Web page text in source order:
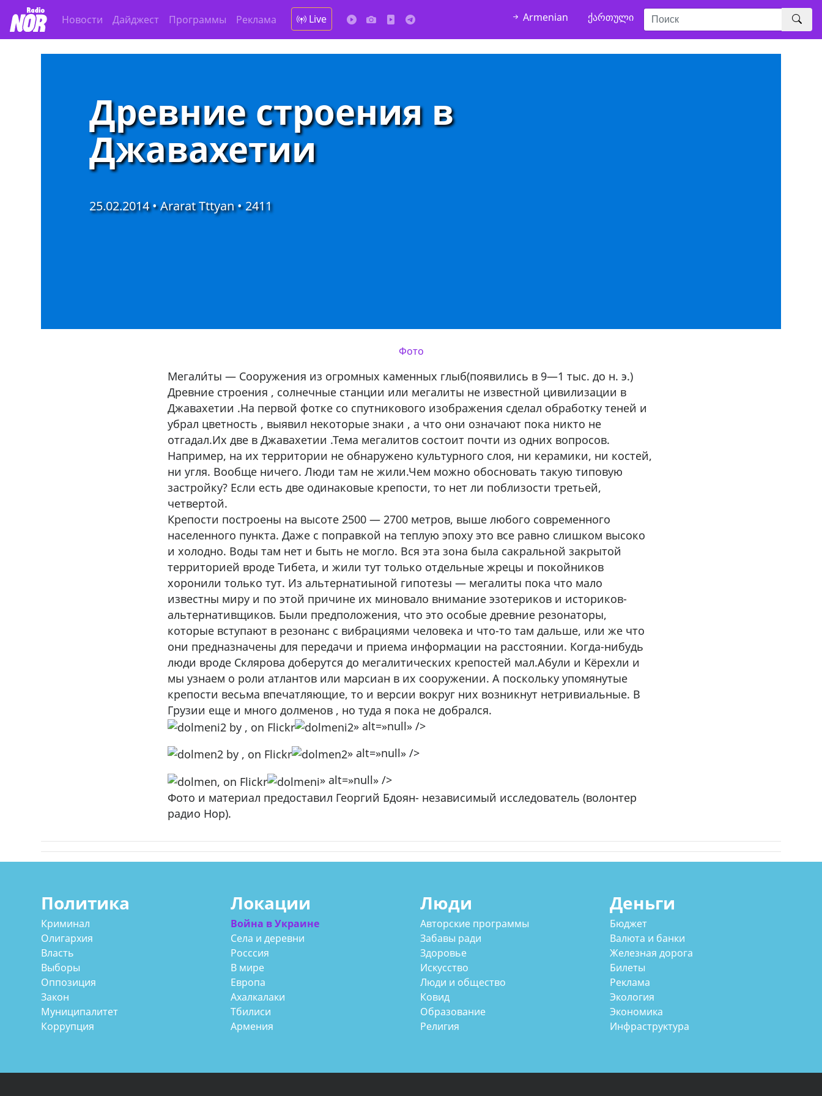
Новости Дайджест Программы Реклама Live Armenian ქართული
Древние строения в
Джавахетии
25.02.2014 • Ararat Tttyan •2411
Фото
Мегали́ты — Сооружения из огромных каменных глыб(появились в 9—1 тыс. до н. э.)
Древние строения , солнечные станции или мегалиты не известной цивилизации в
Джавахетии .На первой фотке со спутникового изображения сделал обработку теней и
убрал цветность , выявил некоторые знаки , а что они означают пока никто не
отгадал.Их две в Джавахетии .Тема мегалитов состоит почти из одних вопросов.
Например, на их территории не обнаружено культурного слоя, ни керамики, ни костей,
ни угля. Вообще ничего. Люди там не жили.Чем можно обосновать такую типовую
застройку? Если есть две одинаковые крепости, то нет ли поблизости третьей,
четвертой.
Крепости построены на высоте 2500 — 2700 метров, выше любого современного
населенного пункта. Даже с поправкой на теплую эпоху это все равно слишком высоко
и холодно. Воды там нет и быть не могло. Вся эта зона была сакральной закрытой
территорией вроде Тибета, и жили тут только отдельные жрецы и покойников
хоронили только тут. Из альтернатиыной гипотезы — мегалиты пока что мало
известны миру и по этой причине их миновало внимание эзотериков и историков-
альтернативщиков. Были предположения, что это особые древние резонаторы,
которые вступают в резонанс с вибрациями человека и что-то там дальше, или же что
они предназначены для передачи и приема информации на расстоянии. Когда-нибудь
люди вроде Склярова доберутся до мегалитических крепостей мал.Абули и Кёрехли и
мы узнаем о роли атлантов или марсиан в их сооружении. А поскольку упомянутые
крепости весьма впечатляющие, то и версии вокруг них возникнут нетривиальные. В
Грузии еще и много долменов , но туда я пока не добрался.
» alt=»null» />
» alt=»null» />
» alt=»null» />
Фото и материал предоставил Георгий Бдоян- независимый исследователь (волонтер
радио Нор).
Политика
Криминал
Олигархия
Власть
Выборы
Оппозиция
Закон
Муниципалитет
Коррупция
Локации
Война в Украине
Села и деревни
Росссия
В мире
Европа
Ахалкалаки
Тбилиси
Армения
Люди
Авторские программы
Забавы ради
Здоровье
Искусство
Люди и общество
Ковид
Образование
Религия
Деньги
Бюджет
Валюта и банки
Железная дорога
Билеты
Реклама
Экология
Экономика
Инфраструктура